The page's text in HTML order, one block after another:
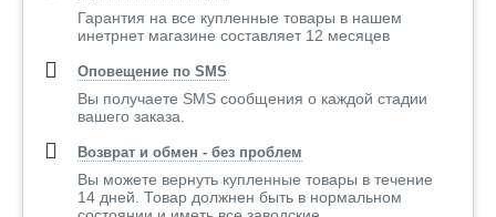
Гарантия на все купленные товары в нашем
инетрнет магазине составляет 12 месяцев
Оповещение по SMS
Вы получаете SMS сообщения о каждой стадии
вашего заказа.
Возврат и обмен - без проблем
Вы можете вернуть купленные товары в течение
14 дней. Товар должнен быть в нормальном